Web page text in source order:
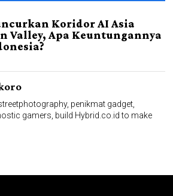
Koridor AI Asia
Valley, Apa Keuntungannya
penikmat gadget,
gamers, build Hybrid.co.id to make